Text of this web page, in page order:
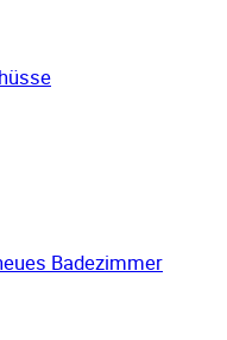
Badezimmer